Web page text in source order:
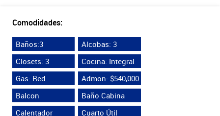
Comodidades:
Baños:3
Alcobas: 3
Closets: 3
Cocina: Integral
Gas: Red
Admon: $540,000
Balcon
Baño Cabina
Calentador
Cuarto Útil